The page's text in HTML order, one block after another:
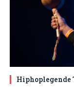
Hiphoplegende